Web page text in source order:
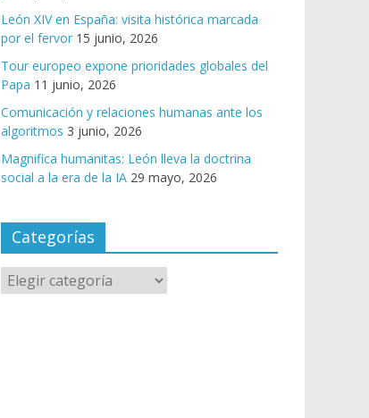
León XIV en España: visita histórica marcada
por el fervor 15 junio, 2026
Tour europeo expone prioridades globales del
Papa 11 junio, 2026
Comunicación y relaciones humanas ante los
algoritmos 3 junio, 2026
Magnifica humanitas: León lleva la doctrina
social a la era de la IA 29 mayo, 2026
Categorías